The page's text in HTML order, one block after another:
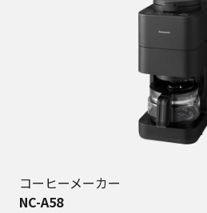
コーヒーメーカー
NC-A58